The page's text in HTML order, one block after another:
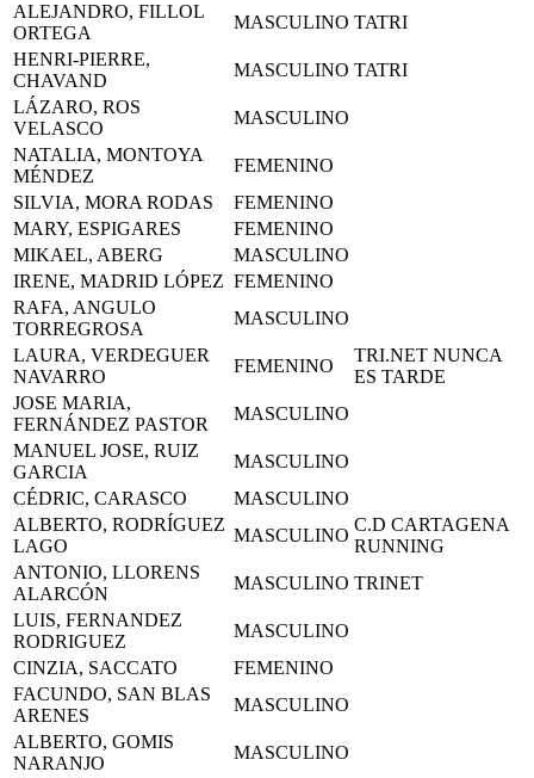
ALEJANDRO, FILLOL
ORTEGA
MASCULINO TATRI
HENRI-PIERRE,
CHAVAND
MASCULINO TATRI
LÁZARO, ROS
VELASCO
MASCULINO
NATALIA, MONTOYA
MÉNDEZ
FEMENINO
SILVIA, MORA RODAS
FEMENINO
MARY, ESPIGARES
FEMENINO
MIKAEL, ABERG
MASCULINO
IRENE, MADRID LÓPEZ FEMENINO
RAFA, ANGULO
TORREGROSA
MASCULINO
LAURA, VERDEGUER
NAVARRO
FEMENINO
TRI.NET NUNCA
ES TARDE
JOSE MARIA,
FERNÁNDEZ PASTOR
MASCULINO
MANUEL JOSE, RUIZ
GARCIA
MASCULINO
CÉDRIC, CARASCO
MASCULINO
ALBERTO, RODRÍGUEZ
LAGO
MASCULINO
C.D CARTAGENA
RUNNING
ANTONIO, LLORENS
ALARCÓN
MASCULINO TRINET
LUIS, FERNANDEZ
RODRIGUEZ
MASCULINO
CINZIA, SACCATO
FEMENINO
FACUNDO, SAN BLAS
ARENES
MASCULINO
ALBERTO, GOMIS
NARANJO
MASCULINO